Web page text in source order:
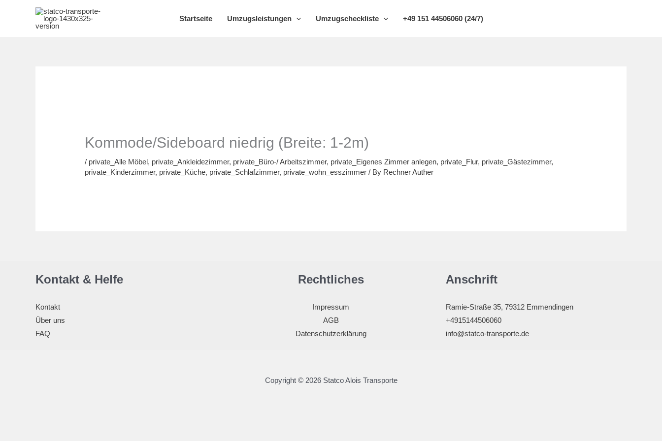
Startseite Umzugsleistungen Umzugscheckliste +49 151 44506060 (24/7)
Kommode/Sideboard niedrig (Breite: 1-2m)
/ private_Alle Möbel, private_Ankleidezimmer, private_Büro-/ Arbeitszimmer, private_Eigenes Zimmer anlegen, private_Flur, private_Gästezimmer,
private_Kinderzimmer, private_Küche, private_Schlafzimmer, private_wohn_esszimmer / By Rechner Auther
Kontakt & Helfe
Kontakt
Über uns
FAQ
Rechtliches
Impressum
AGB
Datenschutzerklärung
Anschrift
Ramie-Straße 35, 79312 Emmendingen
+4915144506060
info@statco-transporte.de
Copyright © 2026 Statco Alois Transporte